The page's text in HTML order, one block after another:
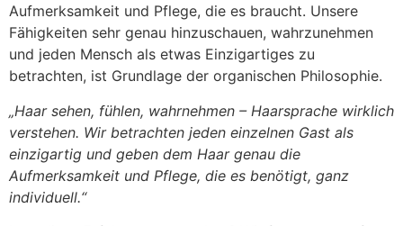
Aufmerksamkeit und Pflege, die es braucht. Unsere
Fähigkeiten sehr genau hinzuschauen, wahrzunehmen
und jeden Mensch als etwas Einzigartiges zu
betrachten, ist Grundlage der organischen Philosophie.
„Haar sehen, fühlen, wahrnehmen – Haarsprache wirklich
verstehen. Wir betrachten jeden einzelnen Gast als
einzigartig und geben dem Haar genau die
Aufmerksamkeit und Pflege, die es benötigt, ganz
individuell.“